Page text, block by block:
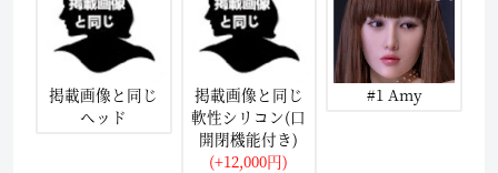
掲載画像と同じ
ヘッド
掲載画像と同じ
軟性シリコン(口
開閉機能付き)
(+12,000円)
#1 Amy